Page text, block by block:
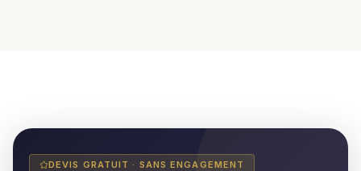
DEVIS GRATUIT · SANS ENGAGEMENT